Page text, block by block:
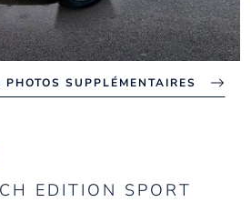
PHOTOS SUPPLÉMENTAIRES
EDITION SPORT